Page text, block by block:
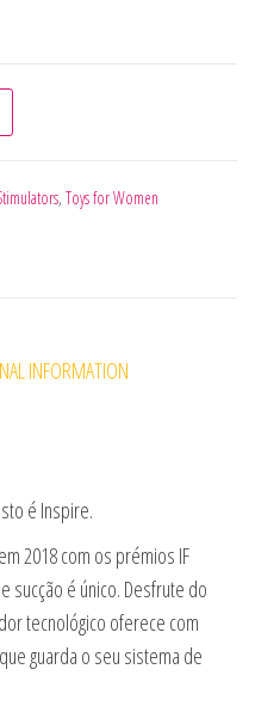
ROSA quantity
, Toys for Women
INFORMATION
é Inspire.
2018 com os prémios IF
sucção é único. Desfrute do
tecnológico oferece com
guarda o seu sistema de